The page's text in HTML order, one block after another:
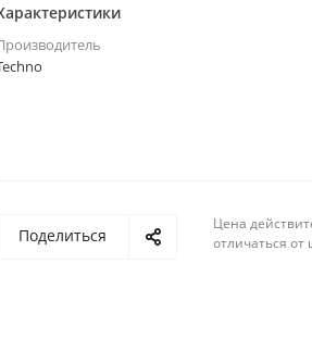
Поделиться
Цена
отличаться